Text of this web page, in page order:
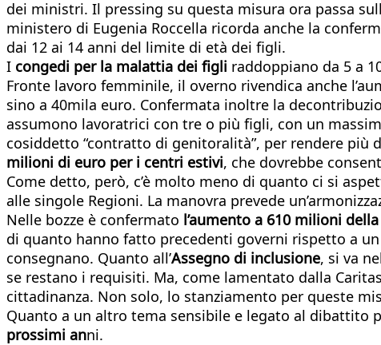
dei ministri. Il pressing su questa misura ora passa
ministero di Eugenia Roccella ricorda anche la
dai 12 ai 14 anni del limite di età dei figli.
I congedi per la malattia dei figli raddoppiano da 5 a
Fronte lavoro femminile, il overno rivendica anche
sino a 40mila euro. Confermata inoltre la
assumono lavoratrici con tre o più figli, con un
cosiddetto “contratto di genitoralità”, per rendere più
milioni di euro per i centri estivi, che dovrebbe
Come detto, però, c’è molto meno di quanto ci si
alle singole Regioni. La manovra prevede
Nelle bozze è confermato l’aumento a 610 milioni
di quanto hanno fatto precedenti governi rispetto a
consegnano. Quanto all’Assegno di inclusione, si va
se restano i requisiti. Ma, come lamentato dalla
cittadinanza. Non solo, lo stanziamento per queste
Quanto a un altro tema sensibile e legato al dibattito
prossimi anni.